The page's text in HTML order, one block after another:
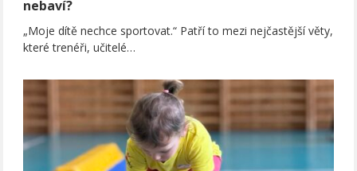
nebaví?
„Moje dítě nechce sportovat.“ Patří to mezi nejčastější věty,
které trenéři, učitelé…